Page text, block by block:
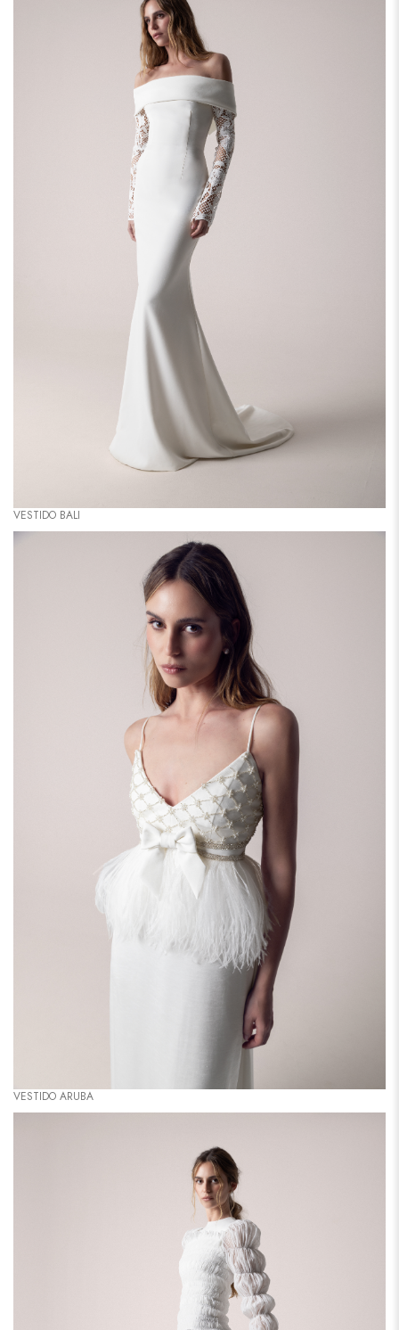
VESTIDO BALI
VESTIDO ARUBA